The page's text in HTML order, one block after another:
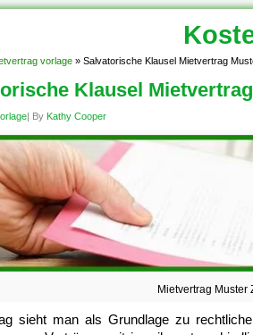
vorlage » Salvatorische Klausel Mietvertrag
Klausel
| By Kathy Cooper
Mietvertrag Muster
sieht man als Grundlage zu